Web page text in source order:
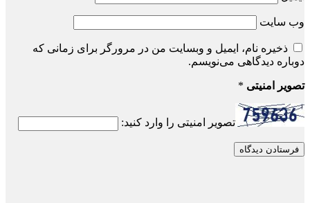
وب‌ سایت
ذخیره نام، ایمیل و وبسایت من در مرورگر برای زمانی که
دوباره دیدگاهی می‌نویسم.
تصویر امنیتی *
تصویر امنیتی را وارد کنید: